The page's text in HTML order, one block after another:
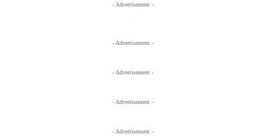
- Advertisement -
- Advertisement -
- Advertisement -
- Advertisement -
- Advertisement -